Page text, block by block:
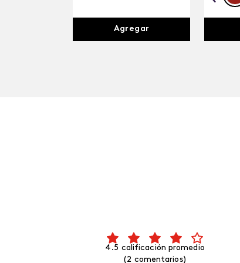
Agregar
4.5 calificación promedio
(2 comentarios)